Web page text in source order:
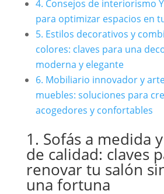
4. Consejos de interiorismo
para optimizar espacios en
5. Estilos decorativos y
colores: claves para una
moderna y elegante
6. Mobiliario innovador y
muebles: soluciones para
acogedores y confortables
1. Sofás a medida
de calidad: claves
renovar tu salón
una fortuna